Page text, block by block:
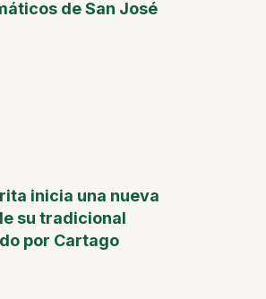
de San José
inicia una nueva
su tradicional
por Cartago